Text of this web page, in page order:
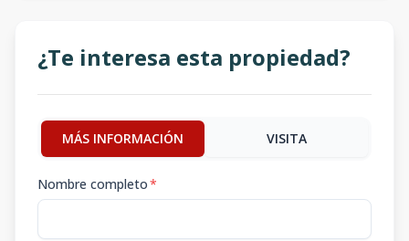
¿Te interesa esta propiedad?
MÁS INFORMACIÓN VISITA
Nombre completo*